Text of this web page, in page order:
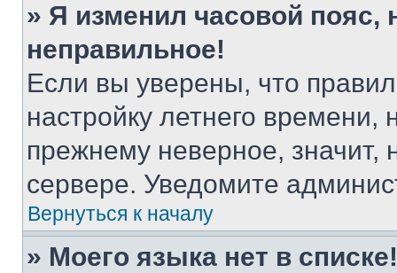
» Я изменил часовой пояс,
неправильное!
Если вы уверены, что
настройку летнего
прежнему неверное, значит,
сервере. Уведомите
Вернуться к началу
» Моего языка нет в списке!